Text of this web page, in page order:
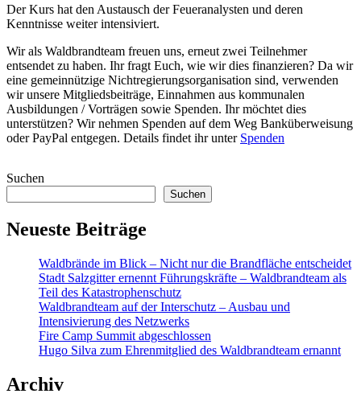
Der Kurs hat den Austausch der Feueranalysten und deren
Kenntnisse weiter intensiviert.
Wir als Waldbrandteam freuen uns, erneut zwei Teilnehmer
entsendet zu haben. Ihr fragt Euch, wie wir dies finanzieren? Da wir
eine gemeinnützige Nichtregierungsorganisation sind, verwenden
wir unsere Mitgliedsbeiträge, Einnahmen aus kommunalen
Ausbildungen / Vorträgen sowie Spenden. Ihr möchtet dies
unterstützen? Wir nehmen Spenden auf dem Weg Banküberweisung
oder PayPal entgegen. Details findet ihr unter Spenden
Suchen
Suchen
Neueste Beiträge
Waldbrände im Blick – Nicht nur die Brandfläche entscheidet
Stadt Salzgitter ernennt Führungskräfte – Waldbrandteam als
Teil des Katastrophenschutz
Waldbrandteam auf der Interschutz – Ausbau und
Intensivierung des Netzwerks
Fire Camp Summit abgeschlossen
Hugo Silva zum Ehrenmitglied des Waldbrandteam ernannt
Archiv